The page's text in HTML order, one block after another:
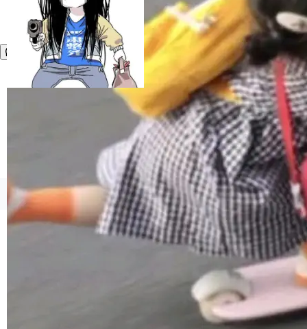
维基百科的替代方案。Lawfare 调查发现，无论
热门页面还是低关注度页面，均未出现近期更
新，相关问题并非局限于特定领域，而是在不同
主题和访问量页面中普遍存在。 调查人员最初认
为，Grokipedia可能只是限...
erceptor…五六步之后才能看到第一行翻译文
本。 Solon 换了个方式。整个 i18n 模块围绕三
个解析器、一个注解、一个工具类展开——没有
XML、没有拦截器注册、没有样板配置。 资源
文件的约定 把文件放到 resources/i18n/ 下： r
esources/i18n/messages.properties ...
©OSCHINA(OSChina.NET) 京ICP备2025119063号